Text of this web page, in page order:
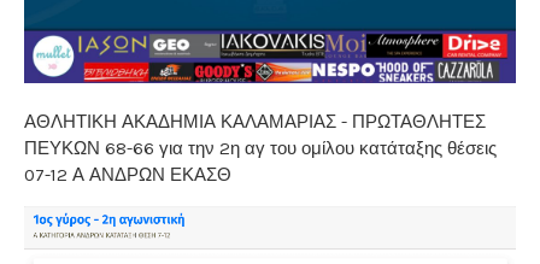
ΑΘΛΗΤΙΚΗ ΑΚΑΔΗΜΙΑ ΚΑΛΑΜΑΡΙΑΣ - ΠΡΩΤΑΘΛΗΤΕΣ
ΠΕΥΚΩΝ 68-66 για την 2η αγ του ομίλου κατάταξης θέσεις
07-12 Α ΑΝΔΡΩΝ ΕΚΑΣΘ